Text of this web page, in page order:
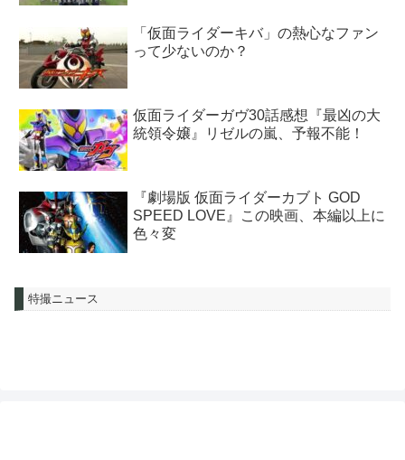
「仮面ライダーキバ」の熱心なファン
って少ないのか？
仮面ライダーガヴ30話感想『最凶の大
統領令嬢』リゼルの嵐、予報不能！
『劇場版 仮面ライダーカブト GOD
SPEED LOVE』この映画、本編以上に
色々変
特撮ニュース